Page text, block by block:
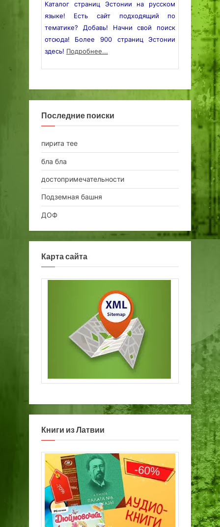
Каталог страниц Эстонии на русском
языке! Есть сайт подходящий по
тематике? Добавь! Начни свой поиск
отсюда! Более 900 страниц Эстонии
здесь! Подробнее...
Последние поиски
пирита тее
бла бла
достопримечательности
Подземная башня
ДОФ
Карта сайта
Книги из Латвии